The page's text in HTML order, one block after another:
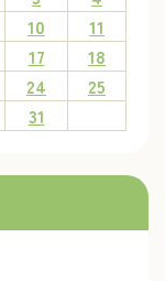
10
11
17
18
24
25
31